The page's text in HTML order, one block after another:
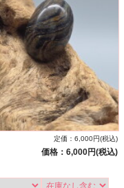
定価：6,000円(税込)
価格：6,000円(税込)